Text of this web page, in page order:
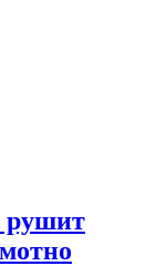
рушит